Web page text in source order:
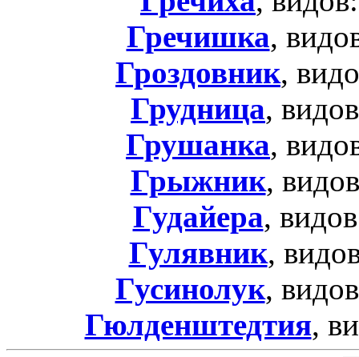
Гречишка,
Гроздовник,
Грудница,
Грушанка,
Грыжник,
Гудайера,
Гулявник,
Гусинолук,
Гюлденштедтия,